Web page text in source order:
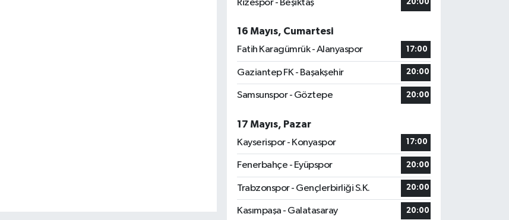
Rizespor - Beşiktaş
20:00
16 Mayıs, Cumartesi
Fatih Karagümrük - Alanyaspor
17:00
Gaziantep FK - Başakşehir 20:00
Samsunspor - Göztepe 20:00
17 Mayıs, Pazar
Kayserispor - Konyaspor
17:00
Fenerbahçe - Eyüpspor 20:00
Trabzonspor - Gençlerbirliği S.K. 20:00
Kasımpaşa - Galatasaray 20:00